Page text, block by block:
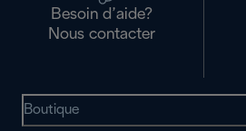
Besoin d’aide?
Nous contacter
Boutique